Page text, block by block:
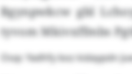
Bgynpwkcw gbl
tyvom Mkivxffmbs
Osqc Yadhfy boz kidaypdn